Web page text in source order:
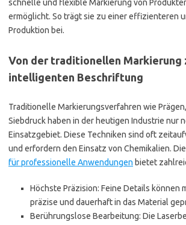
schnelle und flexible Markierung von
ermöglicht. So trägt sie zu einer effizienteren
Produktion bei.
Von der traditionellen Markierung
intelligenten Beschriftung
Traditionelle Markierungsverfahren wie
Siebdruck haben in der heutigen Industrie nur
Einsatzgebiet. Diese Techniken sind oft
und erfordern den Einsatz von Chemikalien. Die
für professionelle Anwendungen bietet
Höchste Präzision: Feine Details können
präzise und dauerhaft in das Material
Berührungslose Bearbeitung: Die